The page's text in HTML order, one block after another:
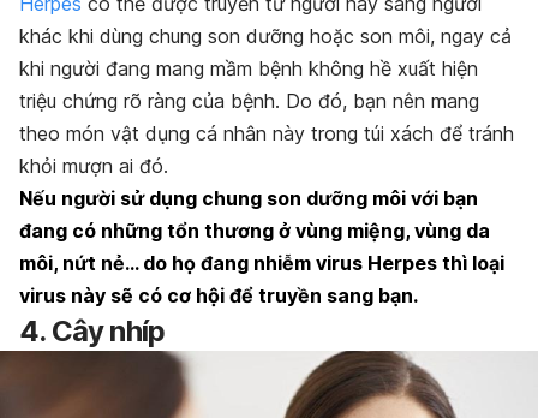
khác khi dùng chung son dưỡng hoặc son môi, ngay cả
khi người đang mang mầm bệnh không hề xuất hiện
triệu chứng rõ ràng của bệnh. Do đó, bạn nên mang
theo món vật dụng cá nhân này trong túi xách để tránh
khỏi mượn ai đó.
Nếu người sử dụng chung son dưỡng môi với bạn
đang có những tổn thương ở vùng miệng, vùng da
môi, nứt nẻ… do họ đang nhiễm virus Herpes thì loại
virus này sẽ có cơ hội để truyền sang bạn.
4. Cây nhíp